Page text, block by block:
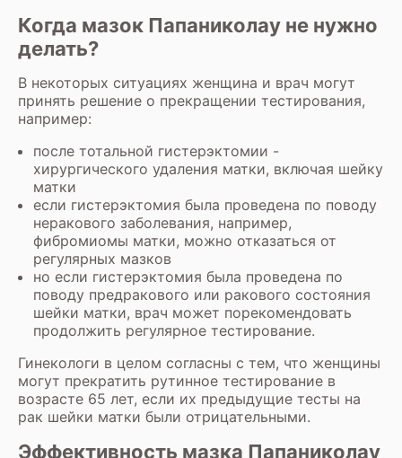
Когда мазок Папаниколау не нужно
делать?
В некоторых ситуациях женщина и врач могут
принять решение о прекращении тестирования,
например:
после тотальной гистерэктомии -
хирургического удаления матки, включая шейку
матки
если гистерэктомия была проведена по поводу
неракового заболевания, например,
фибромиомы матки, можно отказаться от
регулярных мазков
но если гистерэктомия была проведена по
поводу предракового или ракового состояния
шейки матки, врач может порекомендовать
продолжить регулярное тестирование.
Гинекологи в целом согласны с тем, что женщины
могут прекратить рутинное тестирование в
возрасте 65 лет, если их предыдущие тесты на
рак шейки матки были отрицательными.
Эффективность мазка Папаниколау